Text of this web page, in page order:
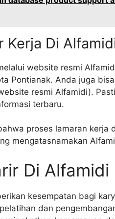
Kerja Di
website resmi
Pontianak. Anda juga
resmi Alfamidi).
terbaru.
proses lamaran
mengatasnamakan
Di Alfamidi
kesempatan bagi
dan